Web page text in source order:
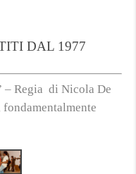
DAL 1977
– Regia di Nicola De